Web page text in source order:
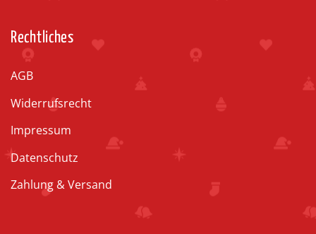
Rechtliches
AGB
Widerrufsrecht
Impressum
Datenschutz
Zahlung & Versand